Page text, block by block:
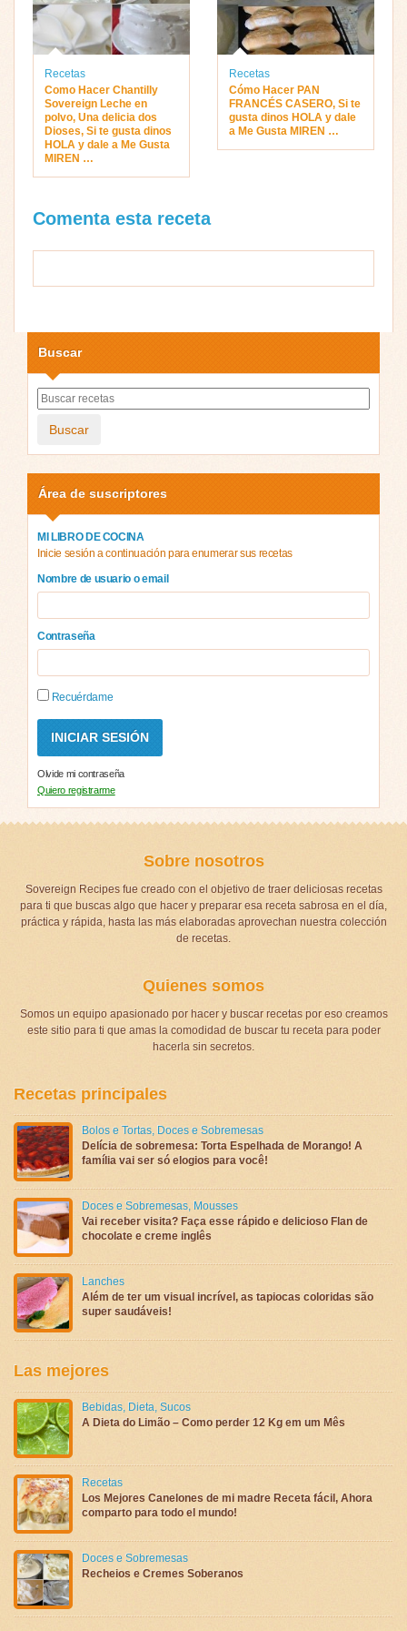
Recetas
Como Hacer Chantilly
Sovereign Leche en
polvo, Una delicia dos
Dioses, Si te gusta dinos
HOLA y dale a Me Gusta
MIREN …
Recetas
Cómo Hacer PAN
FRANCÉS CASERO, Si te
gusta dinos HOLA y dale
a Me Gusta MIREN …
Comenta esta receta
Buscar
Buscar
Área de suscriptores
MI LIBRO DE COCINA
Inicie sesión a continuación para enumerar sus recetas
Nombre de usuario o email
Contraseña
Recuérdame
Olvide mi contraseña
Quiero registrarme
Sobre nosotros
Sovereign Recipes fue creado con el objetivo de traer deliciosas recetas
para ti que buscas algo que hacer y preparar esa receta sabrosa en el día,
práctica y rápida, hasta las más elaboradas aprovechan nuestra colección
de recetas.
Quienes somos
Somos un equipo apasionado por hacer y buscar recetas por eso creamos
este sitio para ti que amas la comodidad de buscar tu receta para poder
hacerla sin secretos.
Recetas principales
Bolos e Tortas, Doces e Sobremesas
Delícia de sobremesa: Torta Espelhada de Morango! A
família vai ser só elogios para você!
Doces e Sobremesas, Mousses
Vai receber visita? Faça esse rápido e delicioso Flan de
chocolate e creme inglês
Lanches
Além de ter um visual incrível, as tapiocas coloridas são
super saudáveis!
Las mejores
Bebidas, Dieta, Sucos
A Dieta do Limão – Como perder 12 Kg em um Mês
Recetas
Los Mejores Canelones de mi madre Receta fácil, Ahora
comparto para todo el mundo!
Doces e Sobremesas
Recheios e Cremes Soberanos